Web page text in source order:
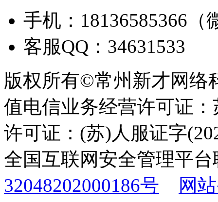
手机：18136585366（
客服QQ：34631533
版权所有©常州新才网络
值电信业务经营许可证
许可证：(苏)人服证字
全国互联网安全管理平
32048202000186号
网